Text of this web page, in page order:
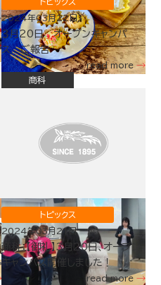
2024年03月22日
３月20日 オープンキャンパ
ス ご報告
read more
商科
トピックス
2024年03月21日
商科：【御礼】3月20日、オープン
キャンパス開催しました！
read more